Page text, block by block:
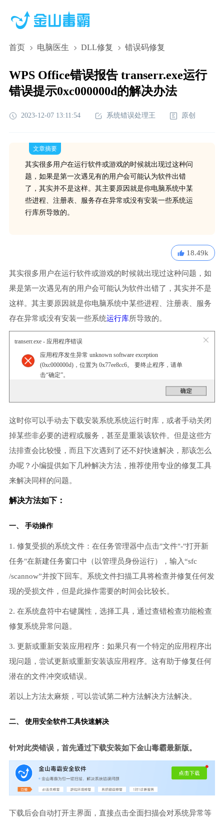
首页 电脑医生 DLL修复 错误码修复
WPS Office错误报告 transerr.exe运行
错误提示0xc000000d的解决办法
2023-12-07 13:11:54 系统错误处理王 原创
文章摘要
其实很多用户在运行软件或游戏的时候就出现过这种问
题，如果是第一次遇见有的用户会可能认为软件出错
了，其实并不是这样。其主要原因就是你电脑系统中某
些进程、注册表、服务存在异常或没有安装一些系统运
行库所导致的。
18.49k
其实很多用户在运行软件或游戏的时候就出现过这种问题，如
果是第一次遇见有的用户会可能认为软件出错了，其实并不是
这样。其主要原因就是你电脑系统中某些进程、注册表、服务
存在异常或没有安装一些系统运行库所导致的。
transerr.exe - 应用程序错误
应用程序发生异常 unknown software exception
(0xc000000d)，位置为 0x77ee8cc6。 要终止程序，请单
击“确定”。
这时你可以手动去下载安装系统系统运行时库，或者手动关闭
掉某些非必要的进程或服务，甚至是重装该软件。但是这些方
法排查会比较慢，而且下次遇到了还不好快速解决，那该怎么
办呢？小编提供如下几种解决方法，推荐使用专业的修复工具
来解决同样的问题。
解决方法如下：
一、 手动操作
1. 修复受损的系统文件：在任务管理器中点击"文件"-"打开新
任务"在新建任务窗口中（以管理员身份运行），输入“sfc
/scannow”并按下回车。系统文件扫描工具将检查并修复任何发
现的受损文件，但是此操作需要的时间会比较长。
2. 在系统盘符中右键属性，选择工具，通过查错检查功能检查
修复系统异常问题。
3. 更新或重新安装应用程序：如果只有一个特定的应用程序出
现问题，尝试更新或重新安装该应用程序。这有助于修复任何
潜在的文件冲突或错误。
若以上方法太麻烦，可以尝试第二种方法解决方法解决。
二、 使用安全软件工具快速解决
针对此类错误，首先通过下载安装如下金山毒霸最新版。
下载后会自动打开主界面，直接点击全面扫描会对系统异常等